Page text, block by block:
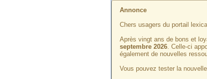
Annonce
Chers usagers du portail
Après vingt ans de bons et
septembre 2026. Celle-ci
également de nouvelles
Vous pouvez tester la